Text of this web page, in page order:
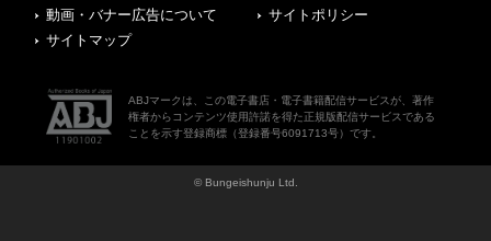
動画・バナー広告について
サイトポリシー
サイトマップ
ABJマークは、この電子書店・電子書籍配信サービスが、著作
権者からコンテンツ使用許諾を得た正規版配信サービスである
ことを示す登録商標（登録番号6091713号）です。
© Bungeishunju Ltd.